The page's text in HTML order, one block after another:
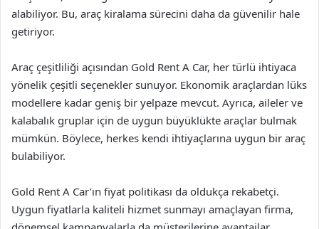
alabiliyor. Bu, araç kiralama sürecini daha da güvenilir hale
getiriyor.
Araç çeşitliliği açısından Gold Rent A Car, her türlü ihtiyaca
yönelik çeşitli seçenekler sunuyor. Ekonomik araçlardan lüks
modellere kadar geniş bir yelpaze mevcut. Ayrıca, aileler ve
kalabalık gruplar için de uygun büyüklükte araçlar bulmak
mümkün. Böylece, herkes kendi ihtiyaçlarına uygun bir araç
bulabiliyor.
Gold Rent A Car’ın fiyat politikası da oldukça rekabetçi.
Uygun fiyatlarla kaliteli hizmet sunmayı amaçlayan firma,